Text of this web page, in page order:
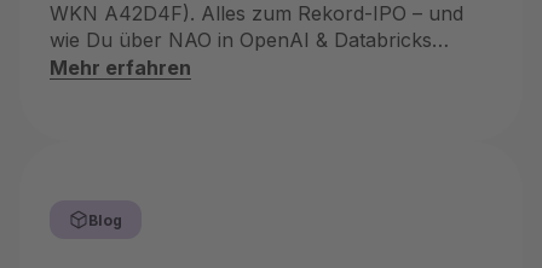
WKN A42D4F). Alles zum Rekord-IPO – und
wie Du über NAO in OpenAI & Databricks
investierst, bevor sie an die Börse gehen.
Mehr erfahren
Blog